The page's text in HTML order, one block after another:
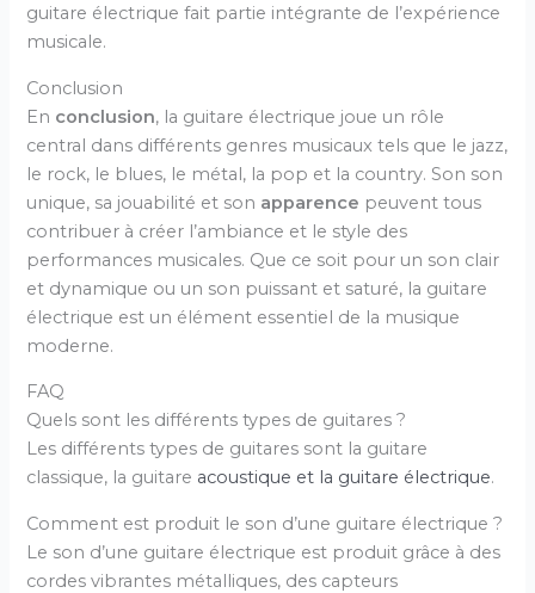
guitare électrique fait partie intégrante de l’expérience
musicale.
Conclusion
En conclusion, la guitare électrique joue un rôle
central dans différents genres musicaux tels que le jazz,
le rock, le blues, le métal, la pop et la country. Son son
unique, sa jouabilité et son apparence peuvent tous
contribuer à créer l’ambiance et le style des
performances musicales. Que ce soit pour un son clair
et dynamique ou un son puissant et saturé, la guitare
électrique est un élément essentiel de la musique
moderne.
FAQ
Quels sont les différents types de guitares ?
Les différents types de guitares sont la guitare
classique, la guitare acoustique et la guitare électrique.
Comment est produit le son d’une guitare électrique ?
Le son d’une guitare électrique est produit grâce à des
cordes vibrantes métalliques, des capteurs